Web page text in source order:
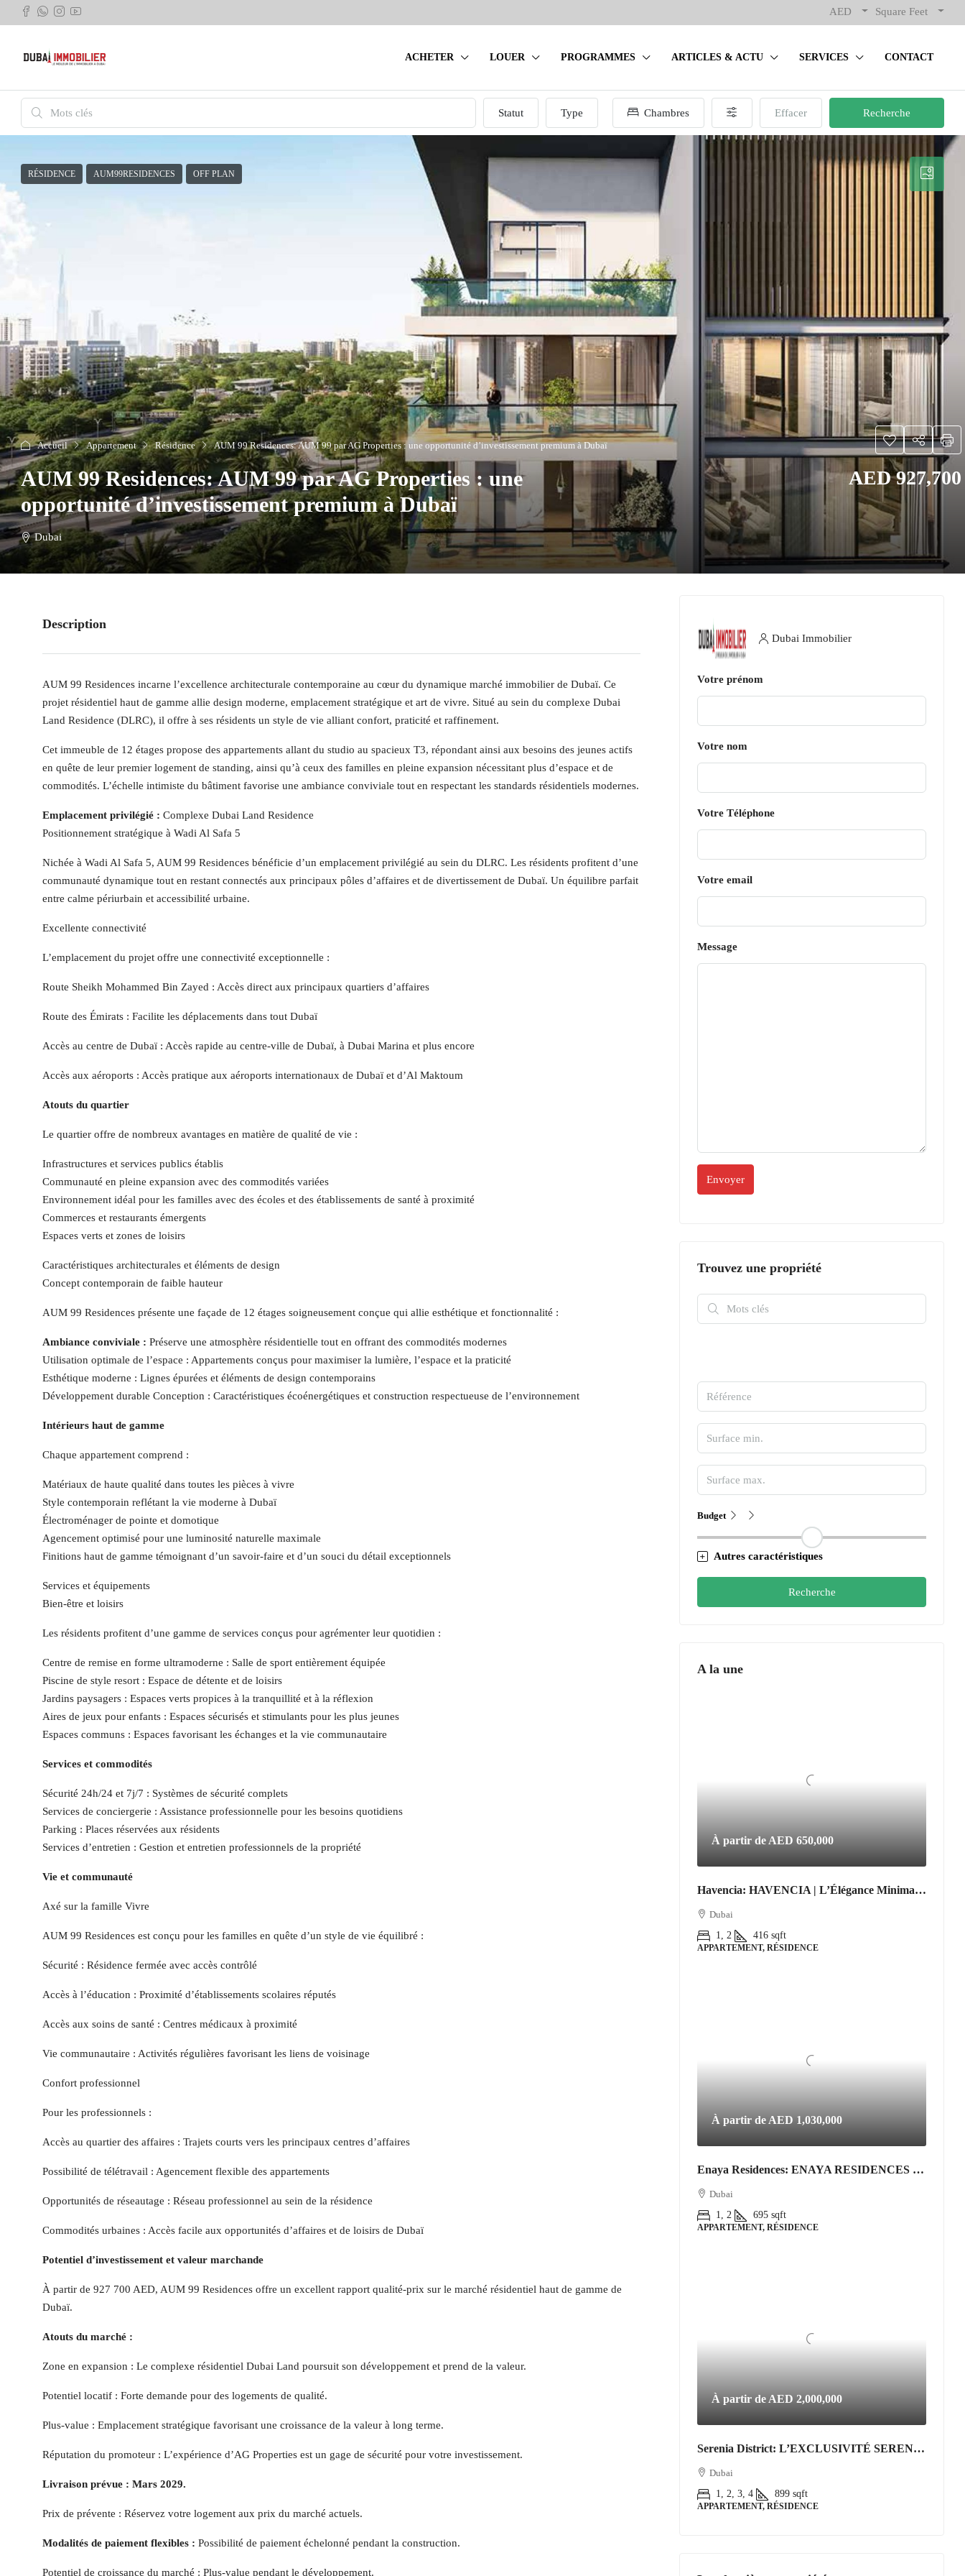
AED Square Feet
ACHETER LOUER PROGRAMMES ARTICLES & ACTU SERVICES CONTACT
Statut Type Chambres Effacer Recherche
RÉSIDENCE AUM99RESIDENCES OFF PLAN
Accueil Appartement Résidence AUM 99 Residences: AUM 99 par AG Properties : une opportunité d’investissement premium à Dubaï
AUM 99 Residences: AUM 99 par AG Properties : une
opportunité d’investissement premium à Dubaï
Dubai
AED 927,700
Description
AUM 99 Residences incarne l’excellence architecturale contemporaine au cœur du dynamique marché immobilier de Dubaï. Ce
projet résidentiel haut de gamme allie design moderne, emplacement stratégique et art de vivre. Situé au sein du complexe Dubai
Land Residence (DLRC), il offre à ses résidents un style de vie alliant confort, praticité et raffinement.
Cet immeuble de 12 étages propose des appartements allant du studio au spacieux T3, répondant ainsi aux besoins des jeunes actifs
en quête de leur premier logement de standing, ainsi qu’à ceux des familles en pleine expansion nécessitant plus d’espace et de
commodités. L’échelle intimiste du bâtiment favorise une ambiance conviviale tout en respectant les standards résidentiels modernes.
Emplacement privilégié : Complexe Dubai Land Residence
Positionnement stratégique à Wadi Al Safa 5
Nichée à Wadi Al Safa 5, AUM 99 Residences bénéficie d’un emplacement privilégié au sein du DLRC. Les résidents profitent d’une
communauté dynamique tout en restant connectés aux principaux pôles d’affaires et de divertissement de Dubaï. Un équilibre parfait
entre calme périurbain et accessibilité urbaine.
Excellente connectivité
L’emplacement du projet offre une connectivité exceptionnelle :
Route Sheikh Mohammed Bin Zayed : Accès direct aux principaux quartiers d’affaires
Route des Émirats : Facilite les déplacements dans tout Dubaï
Accès au centre de Dubaï : Accès rapide au centre-ville de Dubaï, à Dubai Marina et plus encore
Accès aux aéroports : Accès pratique aux aéroports internationaux de Dubaï et d’Al Maktoum
Atouts du quartier
Le quartier offre de nombreux avantages en matière de qualité de vie :
Infrastructures et services publics établis
Communauté en pleine expansion avec des commodités variées
Environnement idéal pour les familles avec des écoles et des établissements de santé à proximité
Commerces et restaurants émergents
Espaces verts et zones de loisirs
Caractéristiques architecturales et éléments de design
Concept contemporain de faible hauteur
AUM 99 Residences présente une façade de 12 étages soigneusement conçue qui allie esthétique et fonctionnalité :
Ambiance conviviale : Préserve une atmosphère résidentielle tout en offrant des commodités modernes
Utilisation optimale de l’espace : Appartements conçus pour maximiser la lumière, l’espace et la praticité
Esthétique moderne : Lignes épurées et éléments de design contemporains
Développement durable Conception : Caractéristiques écoénergétiques et construction respectueuse de l’environnement
Intérieurs haut de gamme
Chaque appartement comprend :
Matériaux de haute qualité dans toutes les pièces à vivre
Style contemporain reflétant la vie moderne à Dubaï
Électroménager de pointe et domotique
Agencement optimisé pour une luminosité naturelle maximale
Finitions haut de gamme témoignant d’un savoir-faire et d’un souci du détail exceptionnels
Services et équipements
Bien-être et loisirs
Les résidents profitent d’une gamme de services conçus pour agrémenter leur quotidien :
Centre de remise en forme ultramoderne : Salle de sport entièrement équipée
Piscine de style resort : Espace de détente et de loisirs
Jardins paysagers : Espaces verts propices à la tranquillité et à la réflexion
Aires de jeux pour enfants : Espaces sécurisés et stimulants pour les plus jeunes
Espaces communs : Espaces favorisant les échanges et la vie communautaire
Services et commodités
Sécurité 24h/24 et 7j/7 : Systèmes de sécurité complets
Services de conciergerie : Assistance professionnelle pour les besoins quotidiens
Parking : Places réservées aux résidents
Services d’entretien : Gestion et entretien professionnels de la propriété
Vie et communauté
Axé sur la famille Vivre
AUM 99 Residences est conçu pour les familles en quête d’un style de vie équilibré :
Sécurité : Résidence fermée avec accès contrôlé
Accès à l’éducation : Proximité d’établissements scolaires réputés
Accès aux soins de santé : Centres médicaux à proximité
Vie communautaire : Activités régulières favorisant les liens de voisinage
Confort professionnel
Pour les professionnels :
Accès au quartier des affaires : Trajets courts vers les principaux centres d’affaires
Possibilité de télétravail : Agencement flexible des appartements
Opportunités de réseautage : Réseau professionnel au sein de la résidence
Commodités urbaines : Accès facile aux opportunités d’affaires et de loisirs de Dubaï
Potentiel d’investissement et valeur marchande
À partir de 927 700 AED, AUM 99 Residences offre un excellent rapport qualité-prix sur le marché résidentiel haut de gamme de
Dubaï.
Atouts du marché :
Zone en expansion : Le complexe résidentiel Dubai Land poursuit son développement et prend de la valeur.
Potentiel locatif : Forte demande pour des logements de qualité.
Plus-value : Emplacement stratégique favorisant une croissance de la valeur à long terme.
Réputation du promoteur : L’expérience d’AG Properties est un gage de sécurité pour votre investissement.
Livraison prévue : Mars 2029.
Prix de prévente : Réservez votre logement aux prix du marché actuels.
Modalités de paiement flexibles : Possibilité de paiement échelonné pendant la construction.
Potentiel de croissance du marché : Plus-value pendant le développement.
Dubai Immobilier
Votre prénom
Votre nom
Votre Téléphone
Votre email
Message
Trouvez une propriété
Budget
Autres caractéristiques
Recherche
A la une
À partir de AED 650,000
Havencia: HAVENCIA | L’Élégance Minimaliste au Cœur du Nouveau Dubaï
Dubai
1, 2
416 sqft
APPARTEMENT, RÉSIDENCE
À partir de AED 1,030,000
Enaya Residences: ENAYA RESIDENCES • JVT DISTRICT 3
Dubai
1, 2
695 sqft
APPARTEMENT, RÉSIDENCE
À partir de AED 2,000,000
Serenia District: L’EXCLUSIVITÉ SERENIA DISTRICT | L’Art de Vivre Resort au Cœur de Jumeirah Islands
Dubai
1, 2, 3, 4
899 sqft
APPARTEMENT, RÉSIDENCE